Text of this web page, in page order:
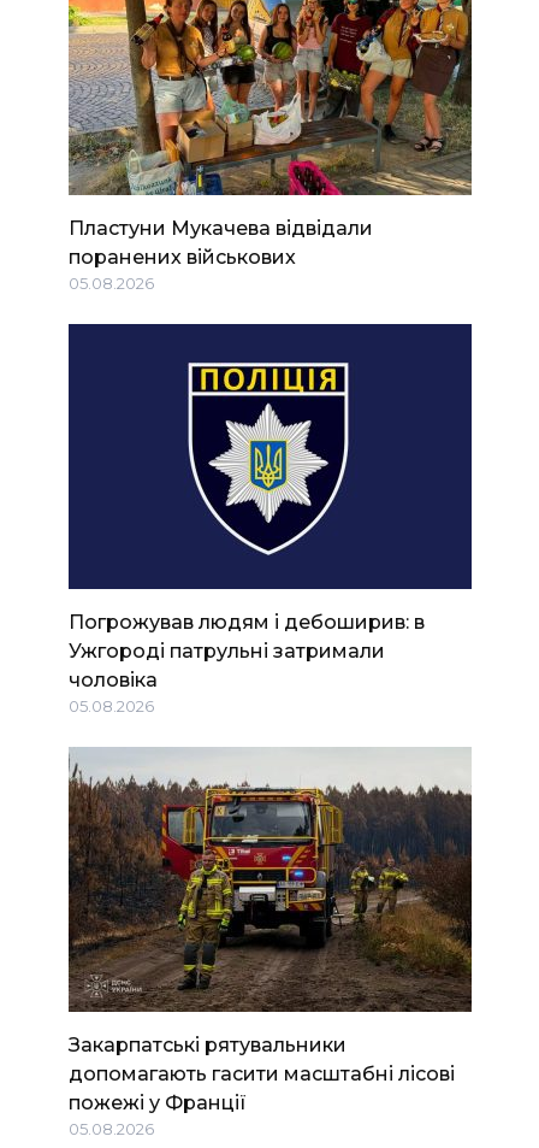
Пластуни Мукачева відвідали
поранених військових
05.08.2026
Погрожував людям і дебоширив: в
Ужгороді патрульні затримали
чоловіка
05.08.2026
Закарпатські рятувальники
допомагають гасити масштабні лісові
пожежі у Франції
05.08.2026